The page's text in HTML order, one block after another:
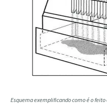
Esquema exemplificando como é o